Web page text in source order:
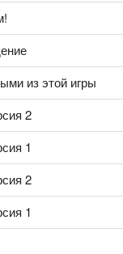
из этой игры
2
1
2
1